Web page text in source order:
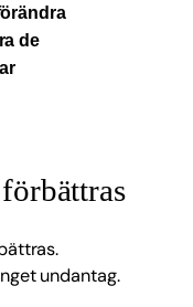
de
undantag.